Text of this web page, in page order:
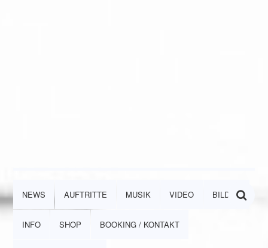
NEWS AUFTRITTE MUSIK VIDEO BILDER
INFO SHOP BOOKING / KONTAKT